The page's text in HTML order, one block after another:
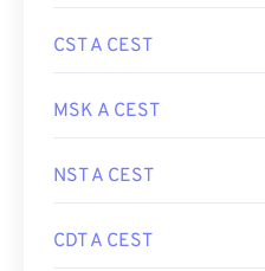
CST A CEST
MSK A CEST
NST A CEST
CDT A CEST